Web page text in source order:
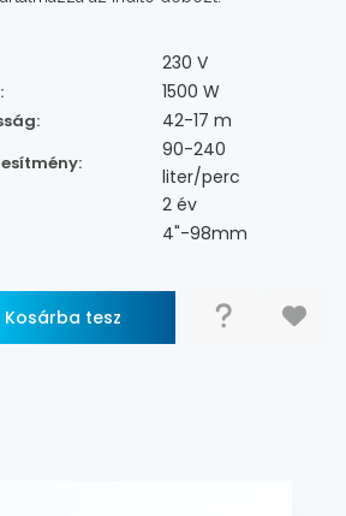
230 V
1500 W
42-17 m
90-240
liter/perc
2 év
4"-98mm